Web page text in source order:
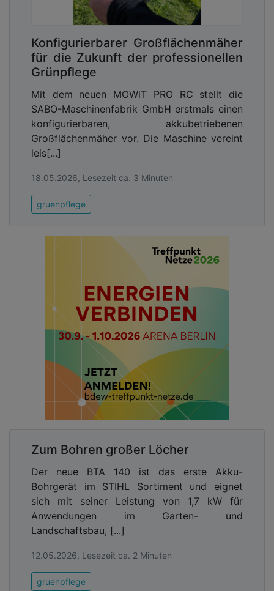
Konfigurierbarer Großflächenmäher
für die Zukunft der professionellen
Grünpflege
Mit dem neuen MOWiT PRO RC stellt die
SABO-Maschinenfabrik GmbH erstmals einen
konfigurierbaren, akkubetriebenen
Großflächenmäher vor. Die Maschine vereint
leis[...]
18.05.2026, Lesezeit ca. 3 Minuten
gruenpflege
Zum Bohren großer Löcher
Der neue BTA 140 ist das erste Akku-
Bohrgerät im STIHL Sortiment und eignet
sich mit seiner Leistung von 1,7 kW für
Anwendungen im Garten- und
Landschaftsbau, [...]
12.05.2026, Lesezeit ca. 2 Minuten
gruenpflege